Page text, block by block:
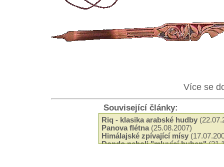
Více se
Související články:
Riq - klasika arabské hudby
Panova flétna (25.08.2007)
Himálajské zpívající mísy
Dondo neboli "mluvící buben"